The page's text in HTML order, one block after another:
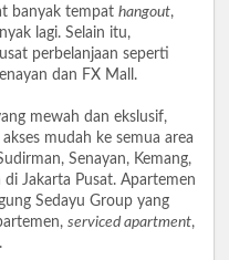
banyak tempat hangout,
lagi. Selain itu,
perbelanjaan seperti
dan FX Mall.
mewah dan ekslusif,
mudah ke semua area
Senayan, Kemang,
Jakarta Pusat. Apartemen
Sedayu Group yang
serviced apartment,
.